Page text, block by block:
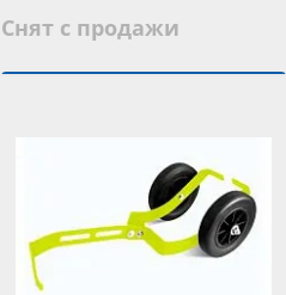
Снят с продажи